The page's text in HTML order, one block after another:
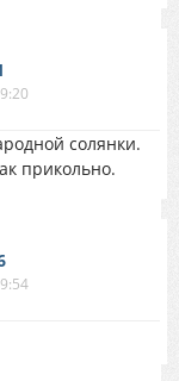
солянки.
прикольно.